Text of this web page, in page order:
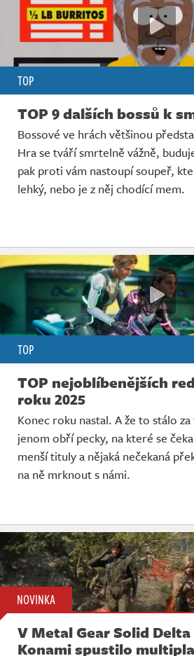
TOP
TOP 9 dalších bossů k
Bossové ve hrách většinou
Hra se tváří smrtelně vážně,
pak proti vám nastoupí soupeř,
lehký, nebo je z něj chodící mem.
TOP
TOP nejoblíbenějších
roku 2025
Konec roku nastal. A že to stálo
jenom obří pecky, na které se
menší tituly a nějaká nečekaná
na ně mrknout s námi.
NOVINKA
V Metal Gear Solid
Konami spustilo